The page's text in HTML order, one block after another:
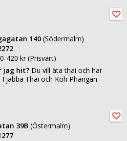
140 (Södermalm)
420 kr (Prisvärt)
jag hit? Du vill äta thai och har
Thai och Koh Phangan.
39B (Östermalm)